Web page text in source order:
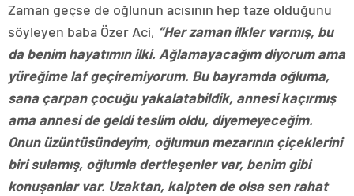
Zaman geçse de oğlunun acısının hep taze olduğunu
söyleyen baba Özer Aci, “Her zaman ilkler varmış, bu
da benim hayatımın ilki. Ağlamayacağım diyorum ama
yüreğime laf geçiremiyorum. Bu bayramda oğluma,
sana çarpan çocuğu yakalatabildik, annesi kaçırmış
ama annesi de geldi teslim oldu, diyemeyeceğim.
Onun üzüntüsündeyim, oğlumun mezarının çiçeklerini
biri sulamış, oğlumla dertleşenler var, benim gibi
konuşanlar var. Uzaktan, kalpten de olsa sen rahat